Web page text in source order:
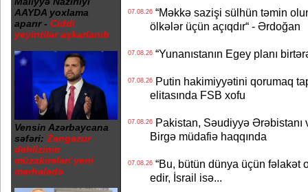
AAYDA yoxlama
aparır - Ciddi
yeyintilər aşkarlanıb
Vensin Azərbaycana
səfəri: Zəngəzur
dəhlizinin
müzakirələri yeni
mərhələdə
07.08.26“Məkkə sazişi sülhün təmin
ölkələr üçün açıqdır“ - Ərdoğan
07.08.26“Yunanıstanın Egey planı
07.08.26Putin hakimiyyətini qorumaq
elitasında FSB xofu
07.08.26Pakistan, Səudiyyə Ərəbistanı
Birgə müdafiə haqqında
07.08.26“Bu, bütün dünya üçün fəlakət
edir, İsrail isə...